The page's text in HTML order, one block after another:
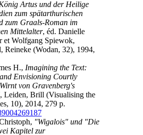
Artus und der Heilige
zum spätarthurischen
zum Graals-Roman im
Mittelalter, éd. Danielle
et Wolfgang Spiewok,
Reineke (Wodan, 32), 1994,
H., Imagining the Text:
Envisioning Courtly
von Gravenberg's
, Leiden, Brill (Visualising the
10), 2014, 279 p.
"Wigalois" und "Die
Kapitel zur